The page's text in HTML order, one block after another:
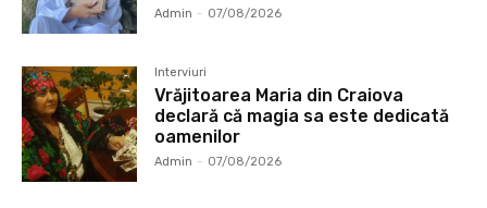
Admin - 07/08/2026
Interviuri
Vrăjitoarea Maria din Craiova
declară că magia sa este dedicată
oamenilor
Admin - 07/08/2026